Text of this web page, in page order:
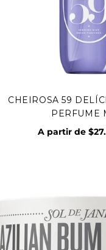
Vista
CHEIROSA 59
PERFUME
A partir de